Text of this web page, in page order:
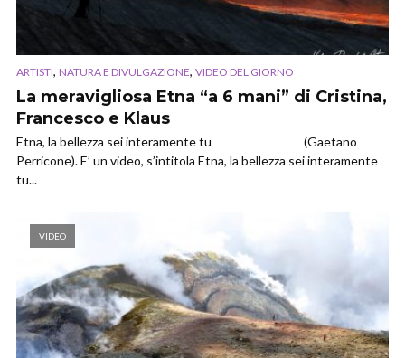
ARTISTI, NATURA E DIVULGAZIONE, VIDEO DEL GIORNO
La meravigliosa Etna “a 6 mani” di Cristina,
Francesco e Klaus
Etna, la bellezza sei interamente tu (Gaetano
Perricone). E’ un video, s’intitola Etna, la bellezza sei interamente
tu...
VIDEO